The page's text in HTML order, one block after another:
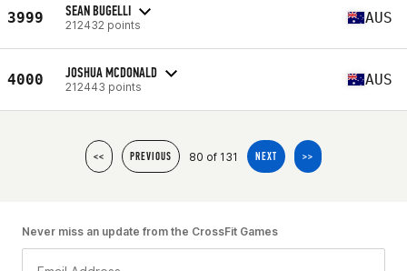
3999 SEAN BUGELLI
212432 points AUS
4000 JOSHUA MCDONALD
212443 points AUS
<< PREVIOUS 80 of 131 NEXT >>
Never miss an update from the CrossFit Games